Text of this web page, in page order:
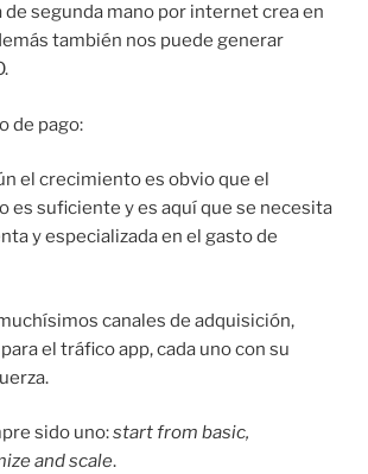
de segunda mano por internet crea en
también nos puede generar
de pago:
el crecimiento es obvio que el
es suficiente y es aquí que se necesita
y especializada en el gasto de
canales de adquisición,
el tráfico app, cada uno con su
sido uno:start from basic,
and scale.